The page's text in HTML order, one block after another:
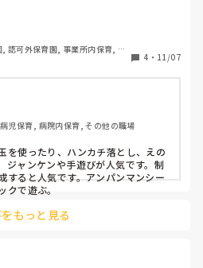
持ち帰りできるもの）や簡単な
認可外保育園, 事業所内保育, 託
4 ・ 11/07
児保育, 病院内保育, その他の職場
を使ったり、ハンカチ落とし、えの
ジャンケンや手遊びが人気です。制
すると人気です。アンパンマンシー
クで遊ぶ。
もっと見る